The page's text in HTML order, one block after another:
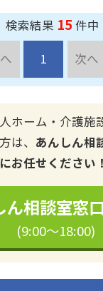
へ 1 次へ
ホーム・介護施
お任せください
ん相談室窓